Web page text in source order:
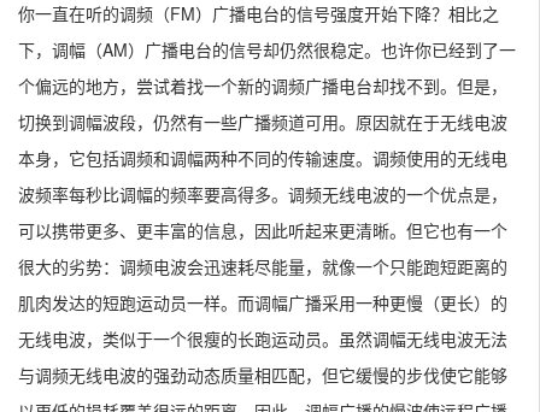
你一直在听的调频（FM）广播电台的信号强度开始下降？相比之
下，调幅（AM）广播电台的信号却仍然很稳定。也许你已经到了一
个偏远的地方，尝试着找一个新的调频广播电台却找不到。但是，
切换到调幅波段，仍然有一些广播频道可用。原因就在于无线电波
本身，它包括调频和调幅两种不同的传输速度。调频使用的无线电
波频率每秒比调幅的频率要高得多。调频无线电波的一个优点是，
可以携带更多、更丰富的信息，因此听起来更清晰。但它也有一个
很大的劣势：调频电波会迅速耗尽能量，就像一个只能跑短距离的
肌肉发达的短跑运动员一样。而调幅广播采用一种更慢（更长）的
无线电波，类似于一个很瘦的长跑运动员。虽然调幅无线电波无法
与调频无线电波的强劲动态质量相匹配，但它缓慢的步伐使它能够